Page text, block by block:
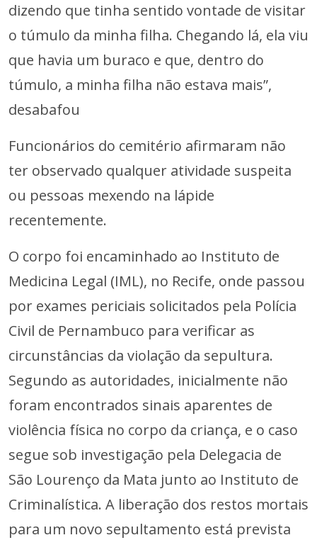
dizendo que tinha sentido vontade de visitar
o túmulo da minha filha. Chegando lá, ela viu
que havia um buraco e que, dentro do
túmulo, a minha filha não estava mais”,
desabafou
Funcionários do cemitério afirmaram não
ter observado qualquer atividade suspeita
ou pessoas mexendo na lápide
recentemente.
O corpo foi encaminhado ao Instituto de
Medicina Legal (IML), no Recife, onde passou
por exames periciais solicitados pela Polícia
Civil de Pernambuco para verificar as
circunstâncias da violação da sepultura.
Segundo as autoridades, inicialmente não
foram encontrados sinais aparentes de
violência física no corpo da criança, e o caso
segue sob investigação pela Delegacia de
São Lourenço da Mata junto ao Instituto de
Criminalística. A liberação dos restos mortais
para um novo sepultamento está prevista